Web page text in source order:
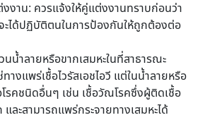
งงาน: ควรแจ้งให้คู่แต่งงานทราบก่อนว่า
ะได้ปฏิบัติตนในการป้องกันให้ถูกต้องต่อ
น้ำลายหรือขากเสมหะในที่สาธารณะ
างแพร่เชื้อไวรัสเอชไอวี แต่ในน้ำลายหรือ
โรคชนิดอื่นๆ เช่น เชื้อวัณโรคซึ่งผู้ติดเชื้อ
และสามารถแพร่กระจายทางเสมหะได้